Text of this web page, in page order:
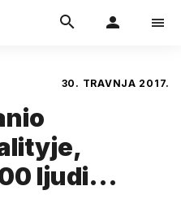
30. TRAVNJA 2017.
ljudi...